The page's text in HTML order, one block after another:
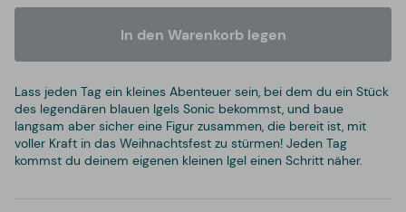
In den Warenkorb legen
Lass jeden Tag ein kleines Abenteuer sein, bei dem du ein Stück
des legendären blauen Igels Sonic bekommst, und baue
langsam aber sicher eine Figur zusammen, die bereit ist, mit
voller Kraft in das Weihnachtsfest zu stürmen! Jeden Tag
kommst du deinem eigenen kleinen Igel einen Schritt näher.